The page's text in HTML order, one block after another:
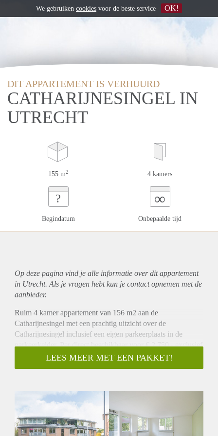
DIT APPARTEMENT IS VERHUURD
CATHARIJNESINGEL IN
UTRECHT
155 m2 4 kamers
?
Begindatum
∞
Onbepaalde tijd
Op deze pagina vind je alle informatie over ditappartement
in Utrecht. Als je vragen hebt kun je contact opnemen met de
aanbieder.
Ruim 4 kamer appartement van 156 m2 aan de
Catharijnesingel met een prachtig uitzicht over de
Catharijnesingel inclusief een eigen parkeerplaats in de
parkeerkelder. Per direct beschikbaar voor € 2.750,- exclusief
gebruikerslasten.
Omschrijving
woonoppervlak van 156 m2 verdeeld over 4 kamers, ruime
berging, keuken van alle gemakken voorzien en een moderne
badkamer. De buitenruimte bestaat uit 2 balkons en 1 loggia.
Indeling:
LEES MEER MET EEN PAKKET!
We gebruiken cookies voor de beste service OK!